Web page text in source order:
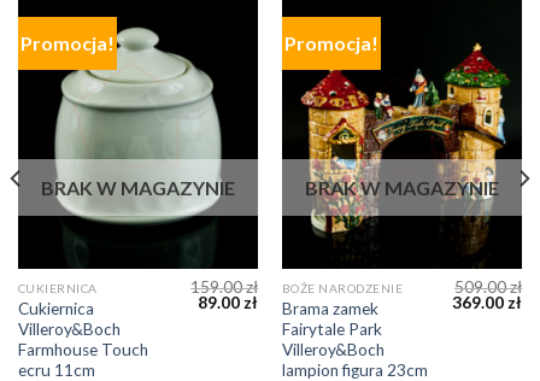
Promocja!
BRAK W MAGAZYNIE
CUKIERNICA
Cukiernica
Villeroy&Boch
Farmhouse Touch
ecru 11cm
159.00zł
89.00 zł
Promocja!
BRAK W MAGAZYNIE
BOŻE NARODZENIE
Brama zamek
Fairytale Park
Villeroy&Boch
lampion figura 23cm
509.00zł
369.00 zł